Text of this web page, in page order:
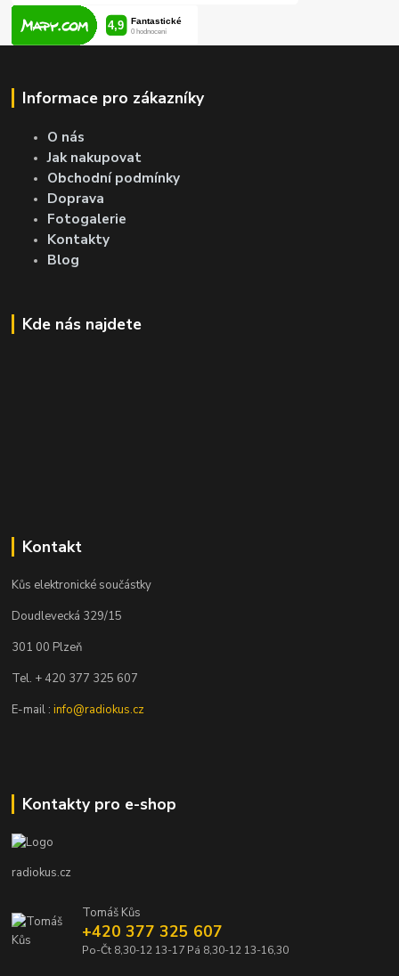
Informace pro zákazníky
O nás
Jak nakupovat
Obchodní podmínky
Doprava
Fotogalerie
Kontakty
Blog
Kde nás najdete
Kontakt
Kůs elektronické součástky
Doudlevecká 329/15
301 00 Plzeň
Tel. + 420 377 325 607
E-mail :info@radiokus.cz
Kontakty pro e-shop
radiokus.cz
Tomáš Kůs
+420 377 325 607
Po-Čt 8,30-12 13-17 Pá 8,30-12 13-16,30